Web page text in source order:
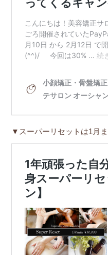
▼スーパーリセットは1月ま